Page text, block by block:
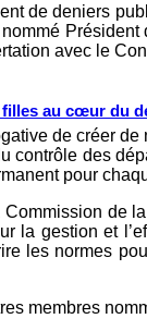
filles au cœur du
de deniers
avec le
de créer
contrôle des
pour
de
la gestion et
les normes
membres